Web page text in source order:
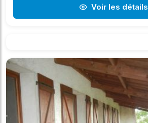
Voir les détails